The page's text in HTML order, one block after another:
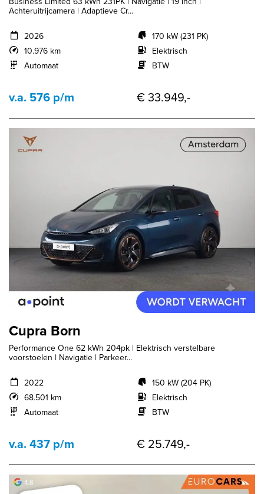
Achteruitrijcamera | Adaptieve Cr...
2026
10.976 km
Automaat
170 kW (231 PK)
Elektrisch
BTW
v.a. 576 p/m € 33.949,-
Cupra Born
Performance One 62 kWh 204pk | Elektrisch verstelbare
voorstoelen | Navigatie | Parkeer...
2022
68.501 km
Automaat
150 kW (204 PK)
Elektrisch
BTW
v.a. 437 p/m € 25.749,-